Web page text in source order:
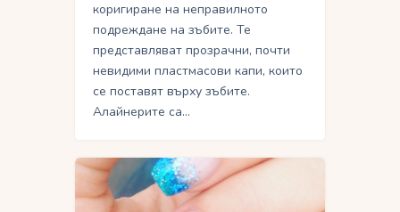
коригиране на неправилното
подреждане на зъбите. Те
представляват прозрачни, почти
невидими пластмасови капи, които
се поставят върху зъбите.
Алайнерите са…